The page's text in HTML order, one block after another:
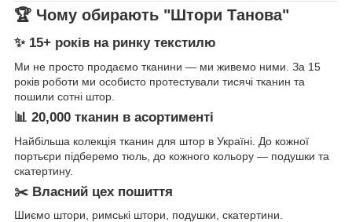
🏆 Чому обирають "Штори Танова"
✨ 15+ років на ринку текстилю
Ми не просто продаємо тканини — ми живемо ними. За 15
років роботи ми особисто протестували тисячі тканин та
пошили сотні штор.
📊 20,000 тканин в асортименті
Найбільша колекція тканин для штор в Україні. До кожної
портьєри підберемо тюль, до кожного кольору — подушки та
скатертину.
✂️ Власний цех пошиття
Шиємо штори, римські штори, подушки, скатертини.